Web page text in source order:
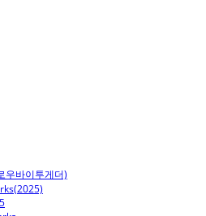
우바이투게더)